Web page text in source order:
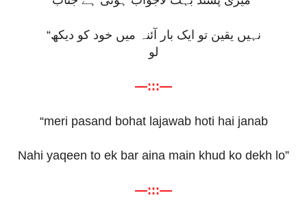
“نہیں یقین تو ایک بار آئنہ میں خود کو دیکھ
لو
—:::—
“meri pasand bohat lajawab hoti hai janab
Nahi yaqeen to ek bar aina main khud ko dekh lo”
—:::—